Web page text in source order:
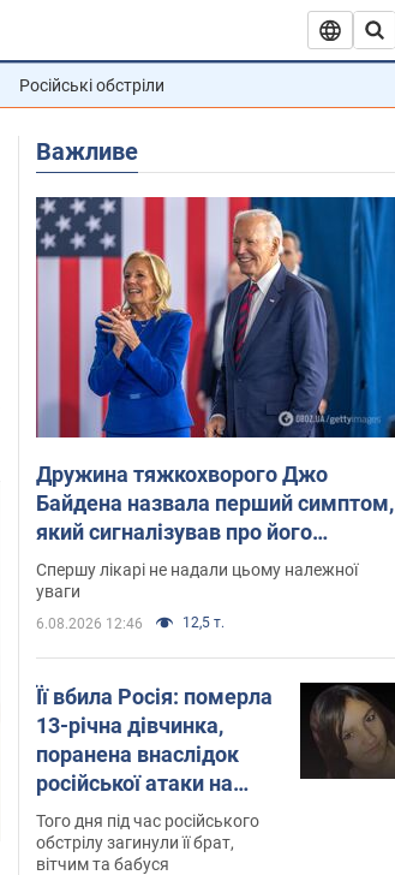
Російські обстріли
Важливе
Дружина тяжкохворого Джо
Байдена назвала перший симптом,
який сигналізував про його
"агресивний" рак
Спершу лікарі не надали цьому належної
уваги
6.08.2026 12:46 12,5 т.
Її вбила Росія: померла
13-річна дівчинка,
поранена внаслідок
російської атаки на
Сумщину. Фото
Того дня під час російського
обстрілу загинули її брат,
вітчим та бабуся